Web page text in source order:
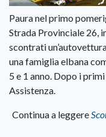
Paura nel primo
Strada Provinciale 26,
scontrati
una famiglia elbana
5 e 1 anno. Dopo i
Assistenza.
Continua a leggere